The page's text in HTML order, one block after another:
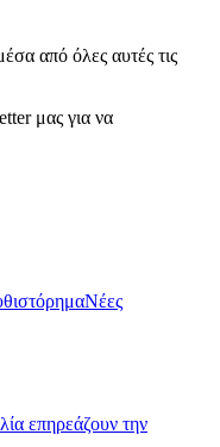
από όλες αυτές τις
μας για να
Νέες
επηρεάζουν την